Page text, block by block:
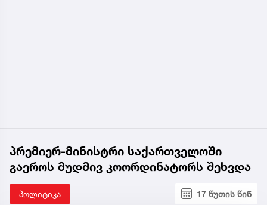
პრემიერ-მინისტრი საქართველოში
გაეროს მუდმივ კოორდინატორს შეხვდა
პოლიტიკა 17 წუთის წინ